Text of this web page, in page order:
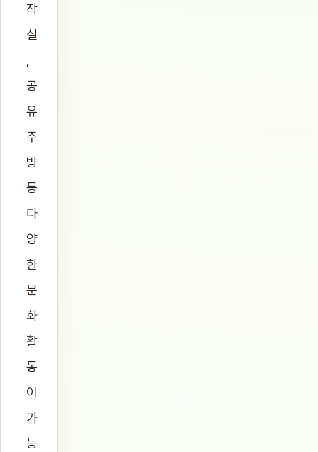
작
실
공
유
주
방
등
다
양
한
문
화
활
동
이
가
능